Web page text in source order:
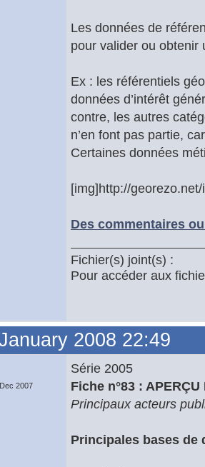
Les données de
pour valider ou obtenir
Ex : les référentiels
données d’intérêt
contre, les autres
n’en font pas partie,
Certaines données
[img]http://
Des commentaires
Fichier(s) joint(s) :
Pour accéder aux
2008 22:49
2007
Série 2005
Fiche n°83 : APERÇU
Principaux acteurs
Principales bases de